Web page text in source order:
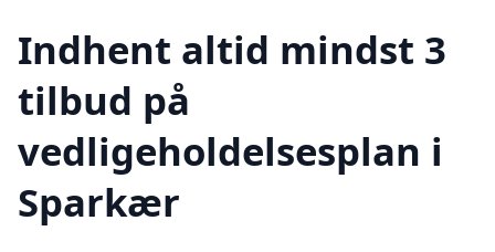
Indhent altid mindst 3
tilbud på
vedligeholdelsesplan i
Sparkær